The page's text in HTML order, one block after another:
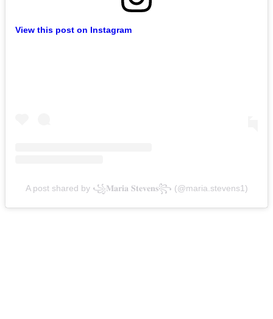
View this post on Instagram
A post shared by ꧁𝐌𝐚𝐫𝐢𝐚 𝐒𝐭𝐞𝐯𝐞𝐧𝐬꧂ (@maria.stevens1)